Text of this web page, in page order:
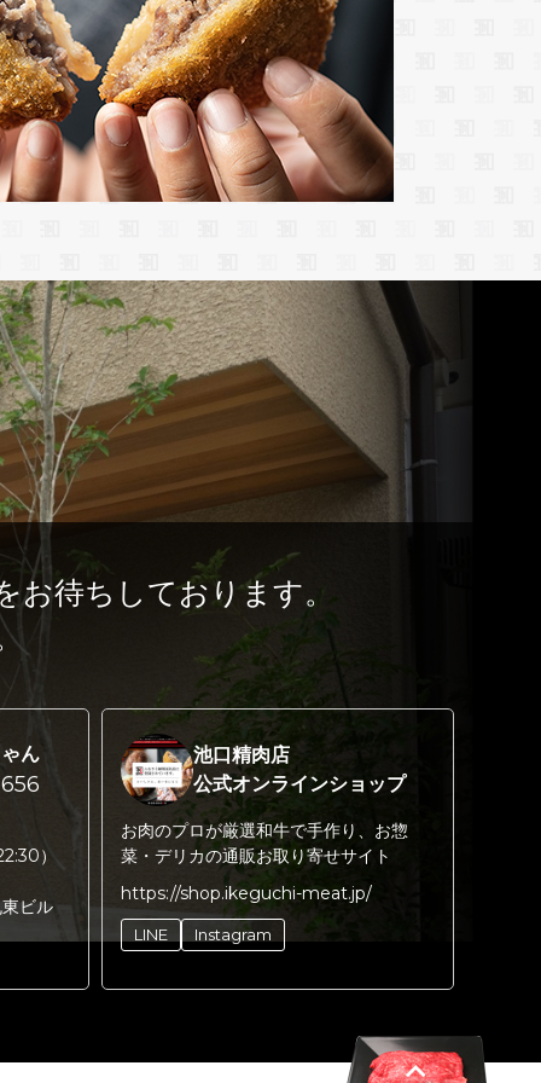
お待ちしております。
ん
）
ビル
池口精肉店
公式オンラインショップ
お肉のプロが厳選和牛で手作り、お惣
菜・デリカの通販お取り寄せサイト
https://shop.ikeguchi-meat.jp/
LINE Instagram